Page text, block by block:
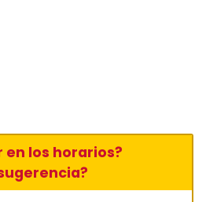
en los horarios?